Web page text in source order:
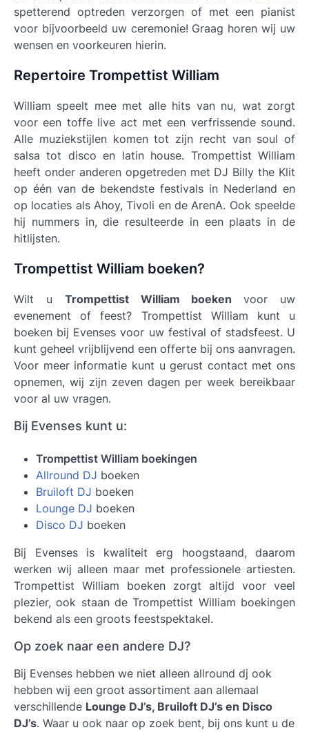
spetterend optreden verzorgen of met een pianist
voor bijvoorbeeld uw ceremonie! Graag horen wij uw
wensen en voorkeuren hierin.
Repertoire Trompettist William
William speelt mee met alle hits van nu, wat zorgt
voor een toffe live act met een verfrissende sound.
Alle muziekstijlen komen tot zijn recht van soul of
salsa tot disco en latin house. Trompettist William
heeft onder anderen opgetreden met DJ Billy the Klit
op één van de bekendste festivals in Nederland en
op locaties als Ahoy, Tivoli en de ArenA. Ook speelde
hij nummers in, die resulteerde in een plaats in de
hitlijsten.
Trompettist William boeken?
Wilt u Trompettist William boekenvoor uw
evenement of feest? Trompettist William kunt u
boeken bij Evenses voor uw festival of stadsfeest. U
kunt geheel vrijblijvend een offerte bij ons aanvragen.
Voor meer informatie kunt u gerust contact met ons
opnemen, wij zijn zeven dagen per week bereikbaar
voor al uw vragen.
Bij Evenses kunt u:
Trompettist William boekingen
Allround DJ boeken
Bruiloft DJ boeken
Lounge DJ boeken
Disco DJ boeken
Bij Evenses is kwaliteit erg hoogstaand, daarom
werken wij alleen maar met professionele artiesten.
Trompettist William boeken zorgt altijd voor veel
plezier, ook staan de Trompettist William boekingen
bekend als een groots feestspektakel.
Op zoek naar een andere DJ?
Bij Evenses hebben we niet alleen allround dj ook
hebben wij een groot assortiment aan allemaal
verschillende Lounge DJ’s, Bruiloft DJ’s en Disco
DJ’s. Waar u ook naar op zoek bent, bij ons kunt u de